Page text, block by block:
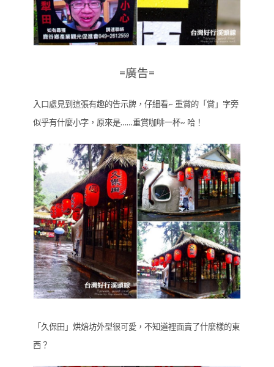
=廣告=
入口處見到這張有趣的告示牌，仔細看~ 重賞的「賞」字旁
似乎有什麼小字，原來是……重賞咖啡一杯~ 哈！
「久保田」烘焙坊外型很可愛，不知道裡面賣了什麼樣的東
西？